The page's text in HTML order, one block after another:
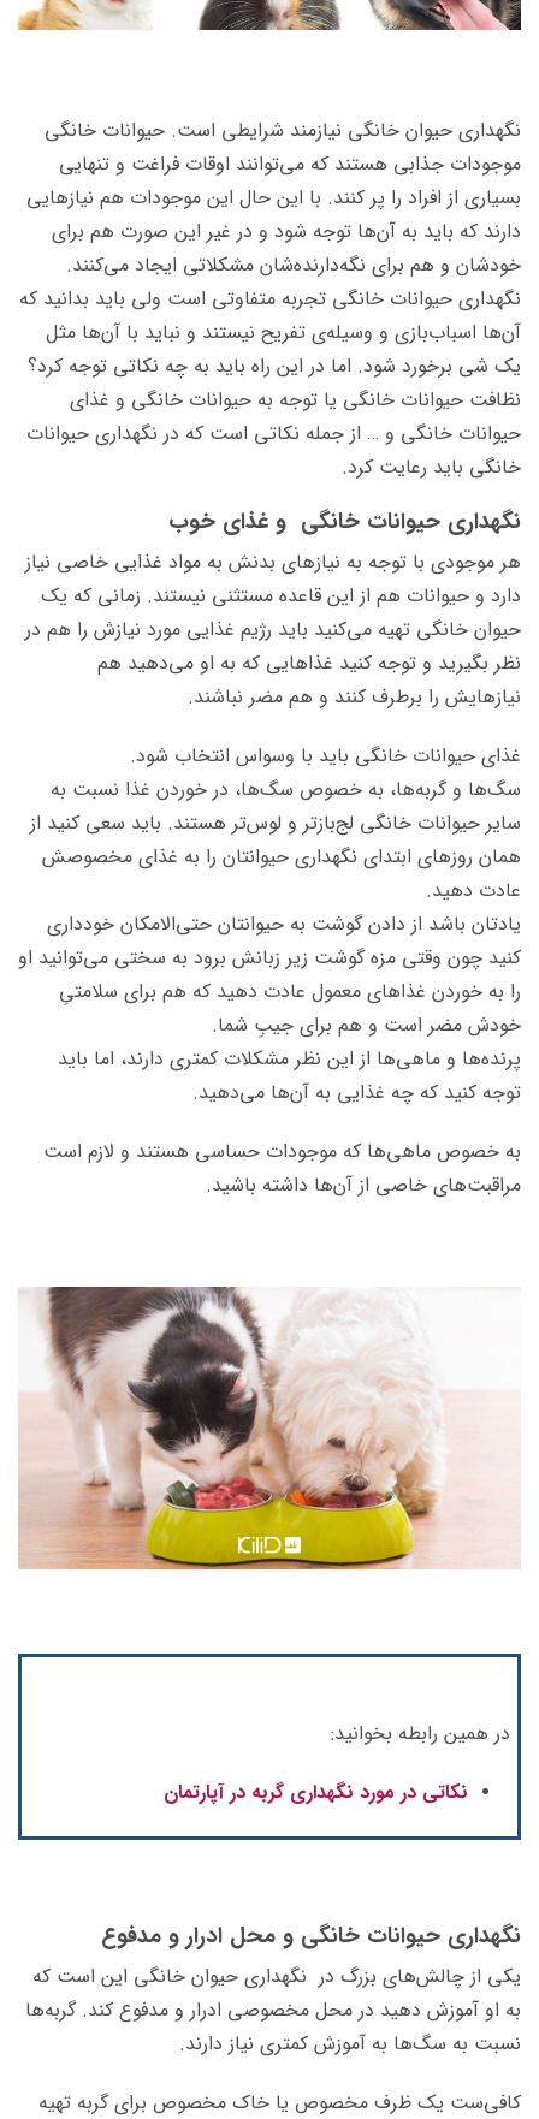
نگهداری حیوان خانگی نیازمند شرایطی است. حیوانات خانگی
موجودات جذابی هستند که می‌توانند اوقات فراغت و تنهایی
بسیاری از افراد را پر کنند. با این حال این موجودات هم نیاز‌هایی
دارند که باید به آن‌ها توجه شود و در غیر این صورت هم برای
خودشان و هم برای نگه‌دارنده‌شان مشکلاتی ایجاد می‌کنند.
نگهداری حیوانات خانگی تجربه‌ متفاوتی است ولی باید بدانید که
آن‌ها اسباب‌بازی و وسیله‌ی تفریح نیستند و نباید با آن‌ها مثل
یک شی برخورد شود. اما در این راه باید به چه نکاتی توجه کرد؟
نظافت حیوانات خانگی یا توجه به حیوانات خانگی و غذای
حیوانات خانگی و … از جمله نکاتی است که در نگهداری حیوانات
خانگی باید رعایت کرد.
نگهداری حیوانات خانگی و غذای خوب
هر موجودی با توجه به نیازهای بدنش به مواد غذایی خاصی نیاز
دارد و حیوانات هم از این قاعده مستثنی نیستند. زمانی که یک
حیوان خانگی تهیه می‌کنید باید رژیم غذایی مورد نیازش را هم در
نظر بگیرید و توجه کنید غذاهایی که به او می‌دهید هم
نیازهایش را برطرف کنند و هم مضر نباشند.
غذای حیوانات خانگی باید با وسواس انتخاب شود.
سگ‌ها و گربه‌ها، به خصوص سگ‌ها، در خوردن غذا نسبت به
سایر حیوانات خانگی لج‌بازتر و لوس‌تر هستند. باید سعی کنید از
همان روزهای ابتدای نگهداری حیوانتان را به غذای مخصوصش
عادت دهید.
یادتان باشد از دادن گوشت به حیوانتان حتی‌الامکان خودداری
کنید چون وقتی مزه‌ گوشت زیر زبانش برود به سختی می‌توانید او
را به خوردن غذاهای معمول عادت دهید که هم برای سلامتیِ
خودش مضر است و هم برای جیبِ شما.
پرنده‌ها و ماهی‌ها از این نظر مشکلات کمتری دارند، اما باید
توجه کنید که چه غذایی به آن‌ها می‌دهید.
به خصوص ماهی‌ها که موجودات حساسی هستند و لازم است
مراقبت‌های خاصی از آن‌ها داشته باشید.
در همین رابطه بخوانید:
نکاتی در مورد نگهداری گربه در آپارتمان
نگهداری حیوانات خانگی و محل ادرار و مدفوع
یکی از چالش‌های بزرگ در نگهداری حیوان خانگی این است که
به او آموزش دهید در محل مخصوصی ادرار و مدفوع کند. گربه‌ها
نسبت به سگ‌ها به آموزش کمتری نیاز دارند.
کافی‌ست یک ظرف مخصوص یا خاک مخصوص برای گربه تهیه